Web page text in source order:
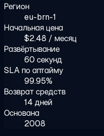
Регион
eu-brn-1
Начальная цена
$2.48 / месяц
Развёртывание
60 секунд
SLA по аптайму
99.95%
Возврат средств
14 дней
Основана
2008